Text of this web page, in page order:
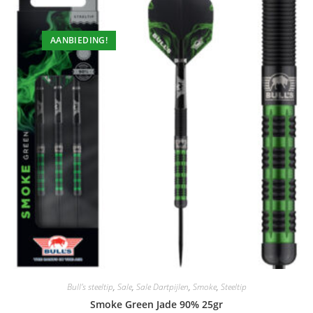
AANBIEDING!
Bull's steeltip, Sale, Sale Dartpijlen, Smoke, Steeltip
Smoke Green Jade 90% 25gr